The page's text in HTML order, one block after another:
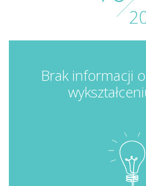
Brak informacji